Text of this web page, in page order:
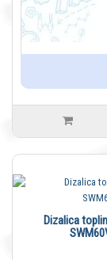
Dizalica